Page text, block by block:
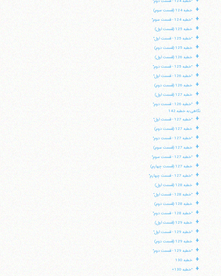
+ خطبه 124 (قسمت سوم)
+ "خطبه 124 - قسمت سوم"
+ خطبه 125 (قسمت اول)
+ "خطبه 125 - قسمت اول"
+ خطبه 125 (قسمت دوم)
+ خطبه 126 (قسمت اول)
+ "خطبه 125 - قسمت دوم"
+ "خطبه 126 - قسمت اول"
+ خطبه 126 (قسمت دوم)
+ خطبه 127 (قسمت اول)
+
"خطبه 126 - قسمت دوم"
نگاهی به خطبه 142
+ "خطبه 127 - قسمت اول"
+ خطبه 127 (قسمت دوم)
+ "خطبه 127 - قسمت دوم"
+ خطبه 127 (قسمت سوم)
+ "خطبه 127 - قسمت سوم"
+ خطبه 127 (قسمت چهارم)
+ "خطبه 127 - قسمت چهارم"
+ خطبه 128 (قسمت اول)
+ "خطبه 128 - قسمت اول"
+ خطبه 128 (قسمت دوم)
+ "خطبه 128 - قسمت دوم"
+ خطبه 129 (قسمت اول)
+ "خطبه 129 - قسمت اول"
+ خطبه 129 (قسمت دوم)
+ "خطبه 129 - قسمت دوم"
+ خطبه 130
+ "خطبه 130»